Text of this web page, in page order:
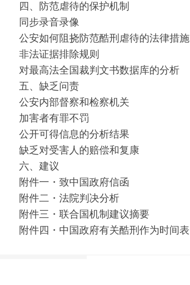
四、防范虐待的保护机制
同步录音录像
公安如何阻挠防范酷刑虐待的法律措施
非法证据排除规则
对最高法全国裁判文书数据库的分析
五、缺乏问责
公安内部督察和检察机关
加害者有罪不罚
公开可得信息的分析结果
缺乏对受害人的赔偿和复康
六、建议
附件一・致中国政府信函
附件二・法院判决分析
附件三・联合国机制建议摘要
附件四・中国政府有关酷刑作为时间表